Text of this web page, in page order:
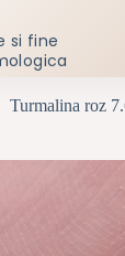
si fine
Turmalina roz